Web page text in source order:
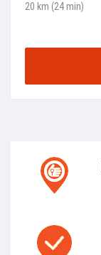
20 km (24 min)